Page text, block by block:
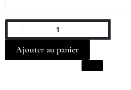
Ajouter au panier